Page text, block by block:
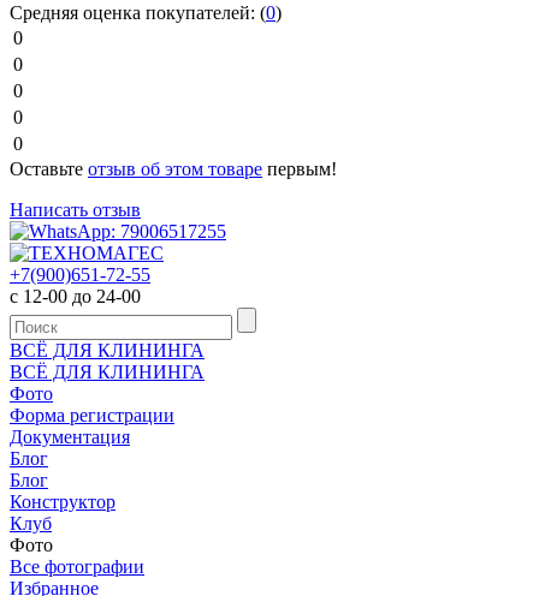
Средняя оценка покупателей: (0)
0
0
0
0
0
Оставьте отзыв об этом товаре первым!
Написать отзыв
+7(900)651-72-55
с 12-00 до 24-00
ВСЁ ДЛЯ КЛИНИНГА
ВСЁ ДЛЯ КЛИНИНГА
Фото
Форма регистрации
Документация
Блог
Блог
Конструктор
Клуб
Фото
Все фотографии
Избранное